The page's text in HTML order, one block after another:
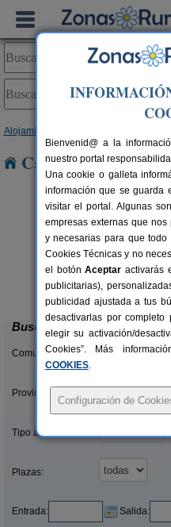
Alojamientos
Casas Rurales
Casa Rural
Jarandilla de La
Buscar
Comunidades:
Provincias/Islas:
Tipo alquiler:
Plazas:
Entrada: Salida:
Bienvenid@ a la
nuestro portal
Una cookie o galleta
información que se guarda
visitar el portal. Algunas
empresas externas que
y necesarias para que
Cookies Técnicas y no
el botónAceptar activarás
publicitarias),
publicidad ajustada a tus
desactivarlas por completo
elegir su activación/
Cookies”. Más
COOKIES.